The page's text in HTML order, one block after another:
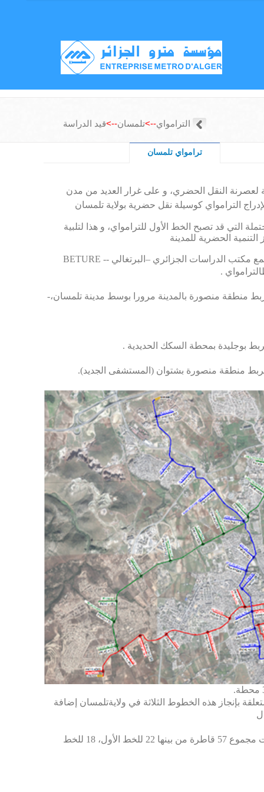
الترامواي-->تلمسان-->قيد الدراسة
ترامواي تلمسان
النقل الحضري، و على غرار العديد من مدن
الترامواي كوسيلة نقل حضرية
التي قد تصبح الخط الأول للترامواي، و هذا لتلبية
مكتب الدراسات الجزائري –البرتغالي -BETURE -
-المسار الأول المُمثل باللون الأحمر على الخريطة، يربط منطقة منصورة بالمدينة مرورا بوسط مدينة تلمسان،
بوجليدة بمحطة السكك الحديدية
يربط منطقة منصورة بشتوان (المستشفى الجديد
بإنجاز هذه الخطوط الثلاثة في ولايةتلمسان إضافة
من اجل ضمان استغلال أمثل للخطوط الثلاثة، حددت مجموع 57 قاطرة من بينها 22 للخط الأول، 18 للخط